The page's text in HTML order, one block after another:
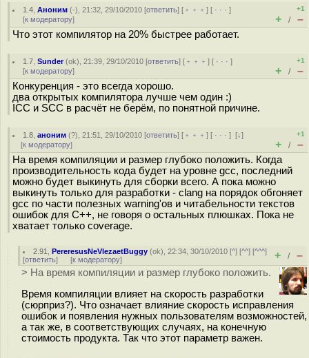
1.4 ,Аноним (-), 21:32, 29/10/2010 [ответить] [ ﹢﹢﹢] [ · · ·]
[к модератору]
+1
+ / –
Что этот компилятор на 20% быстрее работает.
1.7 ,Sunder(ok), 21:39, 29/10/2010 [ответить] [ ﹢﹢﹢] [ · · ·]
[к модератору]
+1
+ / –
Конкуренция - это всегда хорошо.
два открытых компилятора лучше чем один :)
ICC и SCC в расчёт не берём, по понятной причине.
1.8 ,аноним (?), 21:51, 29/10/2010 [ответить] [ ﹢﹢﹢] [ · · ·][↓]
[к модератору]
+1
+ / –
На время компиляции и размер глубоко положить. Когда
производительность кода будет на уровне gcc, последний
можно будет выкинуть для сборки всего. А пока можно
выкинуть только для разработки - clang на порядок обгоняет
gcc по части полезных warning'ов и читабельности текстов
ошибок для C++, не говоря о остальных плюшках. Пока не
хватает только coverage.
2.91 ,PereresusNeVlezaetBuggy (ok), 22:34, 30/10/2010 [^] [^^] [^^^]
[ответить] [к модератору] + / –
> На время компиляции и размер глубоко положить.
Время компиляции влияет на скорость разработки
(сюрприз?). Что означает влияние скорость исправления
ошибок и появления нужных пользователям возможностей,
а так же, в соответствующих случаях, на конечную
стоимость продукта. Так что этот параметр важен.